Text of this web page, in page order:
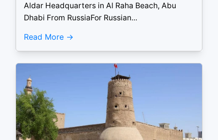
Aldar Headquarters in Al Raha Beach, Abu
Dhabi From RussiaFor Russian...
Read More